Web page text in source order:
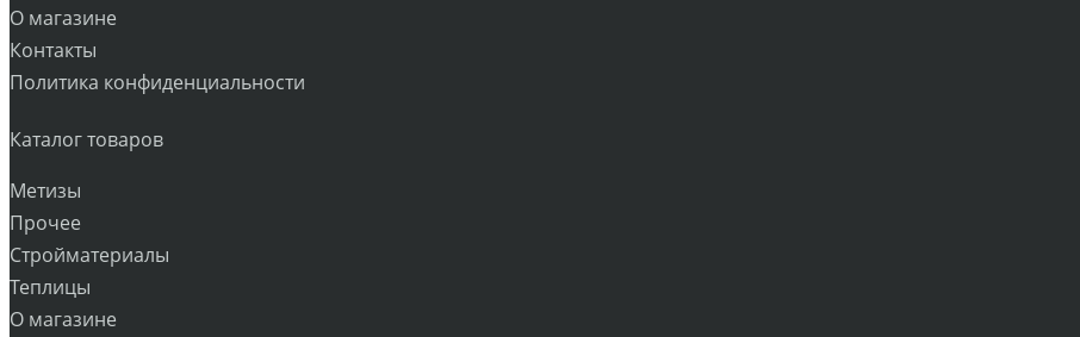
О магазине
Контакты
Политика конфиденциальности
Каталог товаров
Метизы
Прочее
Стройматериалы
Теплицы
О магазине